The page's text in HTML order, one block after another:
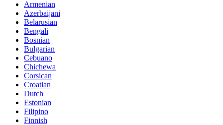
Armenian
Azerbaijani
Belarusian
Bengali
Bosnian
Bulgarian
Cebuano
Chichewa
Corsican
Croatian
Dutch
Estonian
Filipino
Finnish